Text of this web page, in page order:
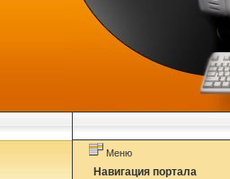
Меню
Навигация портала